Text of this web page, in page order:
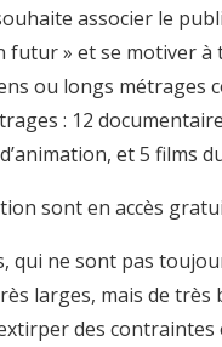
associer le
futur » et se motiver
ou longs métrages
: 12
et 5 films
sont en accès
qui ne sont pas
larges, mais de
des